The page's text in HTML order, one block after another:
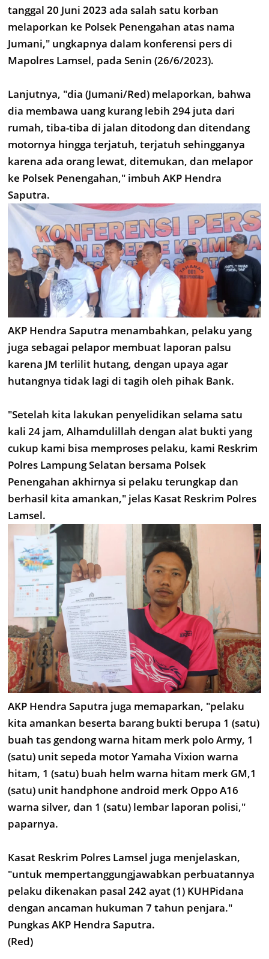
tanggal 20 Juni 2023 ada salah satu korban
melaporkan ke Polsek Penengahan atas nama
Jumani," ungkapnya dalam konferensi pers di
Mapolres Lamsel, pada Senin (26/6/2023).
Lanjutnya, "dia (Jumani/Red) melaporkan, bahwa
dia membawa uang kurang lebih 294 juta dari
rumah, tiba-tiba di jalan ditodong dan ditendang
motornya hingga terjatuh, terjatuh sehingganya
karena ada orang lewat, ditemukan, dan melapor
ke Polsek Penengahan," imbuh AKP Hendra
Saputra.
AKP Hendra Saputra menambahkan, pelaku yang
juga sebagai pelapor membuat laporan palsu
karena JM terlilit hutang, dengan upaya agar
hutangnya tidak lagi di tagih oleh pihak Bank.
"Setelah kita lakukan penyelidikan selama satu
kali 24 jam, Alhamdulillah dengan alat bukti yang
cukup kami bisa memproses pelaku, kami Reskrim
Polres Lampung Selatan bersama Polsek
Penengahan akhirnya si pelaku terungkap dan
berhasil kita amankan," jelas Kasat Reskrim Polres
Lamsel.
AKP Hendra Saputra juga memaparkan, "pelaku
kita amankan beserta barang bukti berupa 1 (satu)
buah tas gendong warna hitam merk polo Army, 1
(satu) unit sepeda motor Yamaha Vixion warna
hitam, 1 (satu) buah helm warna hitam merk GM,1
(satu) unit handphone android merk Oppo A16
warna silver, dan 1 (satu) lembar laporan polisi,"
paparnya.
Kasat Reskrim Polres Lamsel juga menjelaskan,
"untuk mempertanggungjawabkan perbuatannya
pelaku dikenakan pasal 242 ayat (1) KUHPidana
dengan ancaman hukuman 7 tahun penjara."
Pungkas AKP Hendra Saputra.
(Red)